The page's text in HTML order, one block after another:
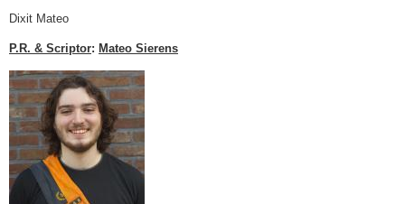
Dixit Mateo
P.R. & Scriptor: Mateo Sierens